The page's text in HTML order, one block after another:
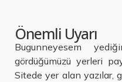
Önemli Uyarı
Bugunneyesem
gördüğümüzü yerleri
Sitede yer alan yazılar,